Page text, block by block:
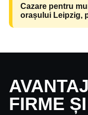
Cazare pentru
orașului Leipzig,
FIRME